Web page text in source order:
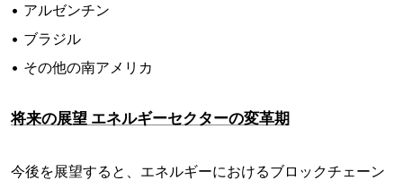
• アルゼンチン
• ブラジル
• その他の南アメリカ
将来の展望 エネルギーセクターの変革期
今後を展望すると、エネルギーにおけるブロックチェーン